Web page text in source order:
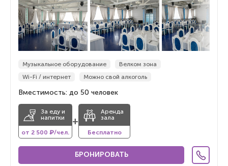
Музыкальное оборудование
Велком зона
Wi-Fi / интернет
Можно свой алкоголь
Вместимость: до 50 человек
За еду и
напитки
от 2 500 ₽/чел.
+
Аренда
зала
Бесплатно
БРОНИРОВАТЬ